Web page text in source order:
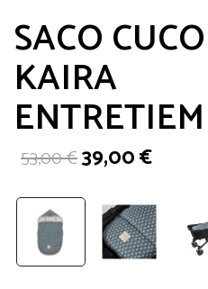
SACO
KAIRA
53,00€El
precio
era:
53,00 €.
39,00€Elprecio